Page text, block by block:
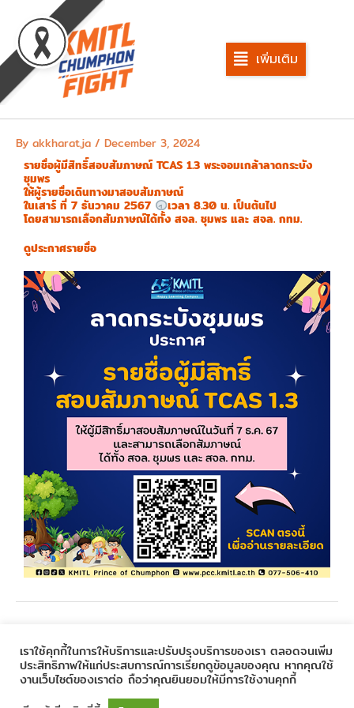
content
เพิ่มเติม
By akkharat.ja / December 3, 2024
รายชื่อผู้มีสิทธิ์สอบสัมภาษณ์ TCAS 1.3 พระจอมเกล้าลาดกระบัง
ชุมพร
ให้ผู้รายชื่อเดินทางมาสอบสัมภาษณ์
ในเสาร์ ที่ 7 ธันวาคม 2567 เวลา 8.30 น. เป็นต้นไป
โดยสามารถเลือกสัมภาษณ์ได้ทั้ง สจล. ชุมพร และ สจล. กทม.
ดูประกาศรายชื่อ
Copyright © 2020Prince of Chumphon
เราใช้คุกกี้ในการให้บริการและปรับปรุงบริการของเรา ตลอดจนเพิ่ม
ประสิทธิภาพให้แก่ประสบการณ์การเรียกดูข้อมูลของคุณ หากคุณใช้
งานเว็บไซต์ของเราต่อ ถือว่าคุณยินยอมให้มีการใช้งานคุกกี้